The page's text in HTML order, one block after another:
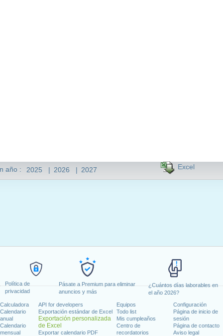
Política de
privacidad
Pásate a Premium para eliminar
anuncios y más
¿Cuántos días laborables en
el año 2026?
Calculadora
Calendario
anual
Calendario
mensual
API for developers
Exportación estándar de Excel
Exportación personalizada
de Excel
Exportar calendario PDF
Equipos
Todo list
Mis cumpleaños
Centro de
recordatorios
Configuración
Página de inicio de
sesión
Página de contacto
Aviso legal
año : 2025 | 2026 | 2027 Excel